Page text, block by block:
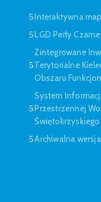
Interaktywna
LGD Perły
Zintegrowane
Terytorialne
Obszaru
System
Przestrzennej
Świętokrzyskiego
Archiwalna